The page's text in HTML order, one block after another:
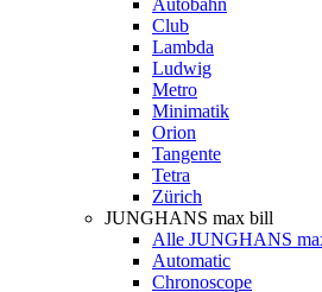
Club
Lambda
Ludwig
Metro
Minimatik
Orion
Tangente
Tetra
Zürich
JUNGHANS max bill
Alle JUNGHANS
Automatic
Chronoscope